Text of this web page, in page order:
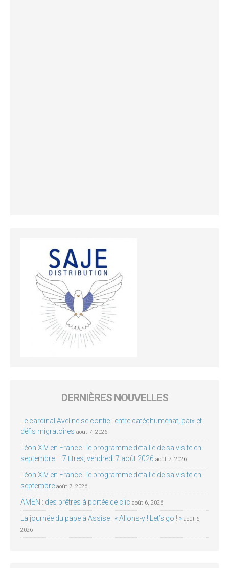
DERNIÈRES NOUVELLES
Le cardinal Aveline se confie : entre catéchuménat, paix et
défis migratoires août 7, 2026
Léon XIV en France : le programme détaillé de sa visite en
septembre – 7 titres, vendredi 7 août 2026 août 7, 2026
Léon XIV en France : le programme détaillé de sa visite en
septembre août 7, 2026
AMEN : des prêtres à portée de clic août 6, 2026
La journée du pape à Assise : « Allons-y ! Let’s go ! » août 6,
2026